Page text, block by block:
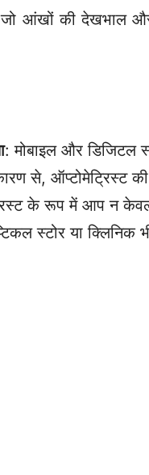
जो आंखों की देखभाल
: मोबाइल और डिजिटल
से, ऑप्टोमेट्रिस्ट की
के रूप में आप न
स्टोर या